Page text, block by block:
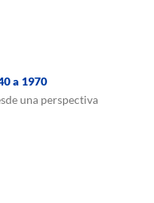
a 1970
una perspectiva